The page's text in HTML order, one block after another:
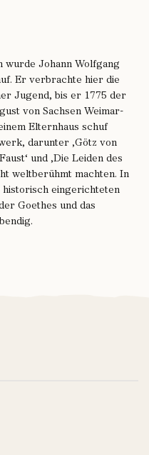
wurde Johann Wolfgang
Er verbrachte hier die
Jugend, bis er 1775 der
von Sachsen Weimar-
Elternhaus schuf
darunter ‚Götz von
und ‚Die Leiden des
weltberühmt machten. In
eingerichteten
Goethes und das